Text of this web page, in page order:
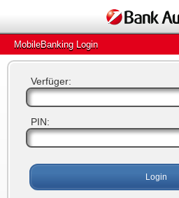
MobileBanking Login
Verfüger:
PIN: